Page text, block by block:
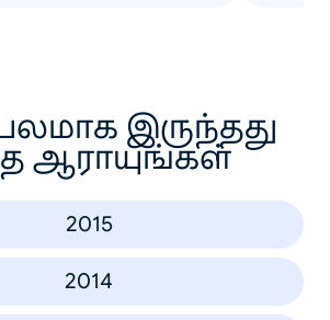
இருந்தது
ஆராயுங்கள்
2015
2014